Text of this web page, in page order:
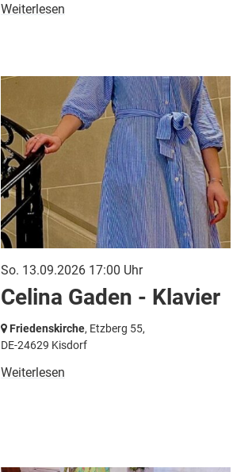
Weiterlesen
So. 13.09.2026 17:00 Uhr
Celina Gaden - Klavier
Friedenskirche, Etzberg 55,
DE-24629 Kisdorf
Weiterlesen